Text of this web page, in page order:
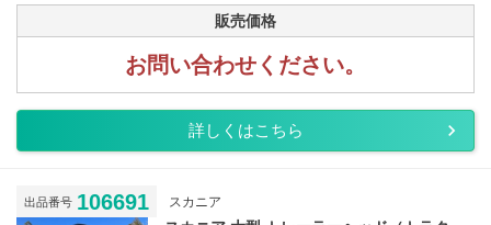
販売価格
お問い合わせください。
詳しくはこちら
出品番号 106691 スカニア